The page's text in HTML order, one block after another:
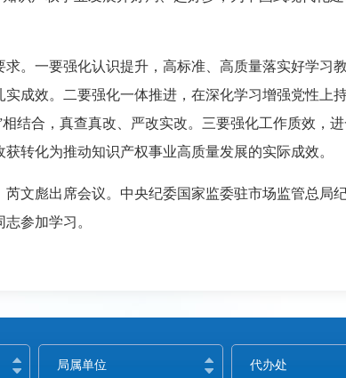
。一要强化认识提升，高标准、高质量落实好学习
成效。二要强化一体推进，在深化学习增强党性上
结合，真查真改、严改实改。三要强化工作质效，
转化为推动知识产权事业高质量发展的实际成效。
文彪出席会议。中央纪委国家监委驻市场监管总局
参加学习。
局属单位 代办处